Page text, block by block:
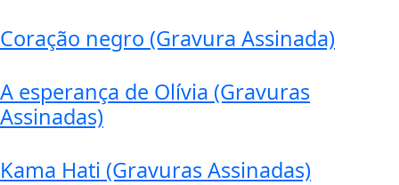
Coração negro (Gravura Assinada)
A esperança de Olívia (Gravuras
Assinadas)
Kama Hati (Gravuras Assinadas)